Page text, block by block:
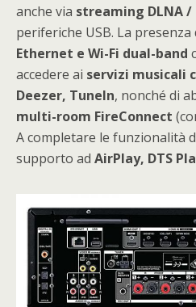
anche via streaming DLNA /
periferiche USB. La
Ethernet e Wi-Fi dual-band
accedere ai servizi musicali
Deezer, TuneIn, nonché di
multi-room FireConnect
A completare le funzionalità
supporto ad AirPlay, DTS